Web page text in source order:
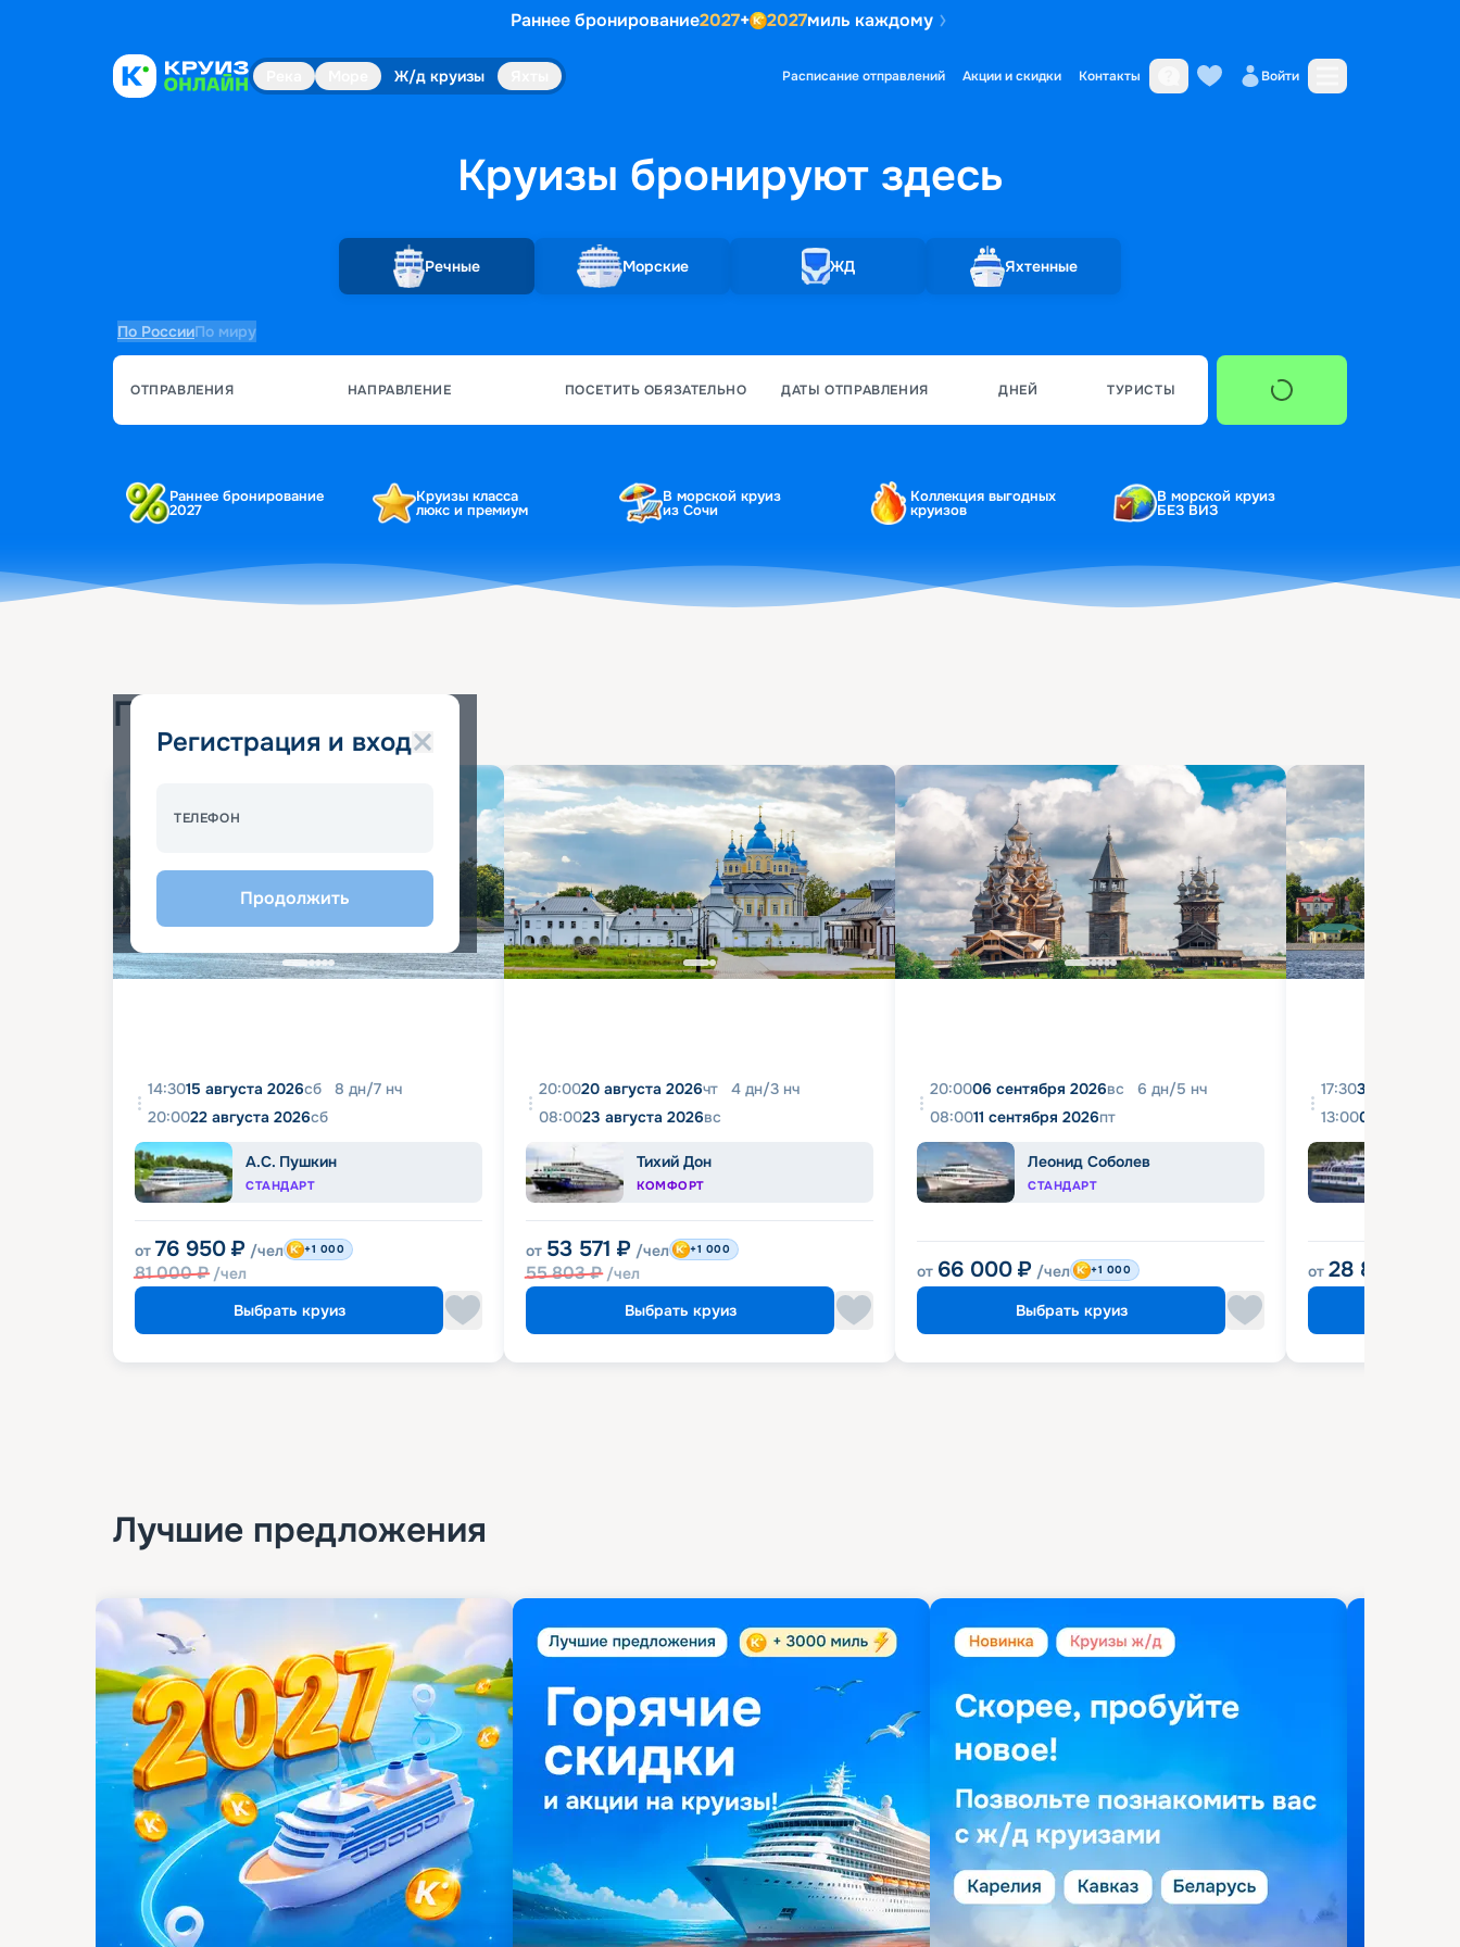
Раннее бронирование2027+ 2027миль каждому
Ж/д круизы Расписание отправлений Акции и скидки Контакты Войти
Круизы бронируютздесь
Речные Морские ЖД Яхтенные
По РоссииПо миру
ОТПРАВЛЕНИЯ НАПРАВЛЕНИЕ ПОСЕТИТЬ ОБЯЗАТЕЛЬНО ДАТЫ ОТПРАВЛЕНИЯ ДНЕЙ ТУРИСТЫ
Раннее бронирование
2027
Круизы класса
люкс и премиум
В морской круиз
из Сочи
Коллекция выгодных
круизов
В морской круиз
БЕЗ ВИЗ
Регистрация и вход
ТЕЛЕФОН
Продолжить
Популярные круизы
14:3015 августа 2026сб 8 дн/7 нч
20:0022 августа 2026сб
А.С. Пушкин
СТАНДАРТ
от 76 950 ₽ /чел
81 000₽ /чел
+1 000
Выбрать круиз
20:0020 августа 2026чт 4 дн/3 нч
08:0023 августа 2026вс
Тихий Дон
КОМФОРТ
от 53 571 ₽ /чел
55 803₽ /чел
+1 000
Выбрать круиз
20:0006 сентября 2026вс 6 дн/5 нч
08:0011 сентября 2026пт
Леонид Соболев
СТАНДАРТ
от 66 000 ₽ /чел +1 000
Выбрать круиз
17:3031 августа
13:0004 сентября
от 28 800
Лучшие предложения